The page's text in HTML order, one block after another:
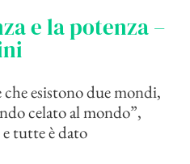
e la potenza –
esistono due mondi,
celato al mondo”,
tutte è dato